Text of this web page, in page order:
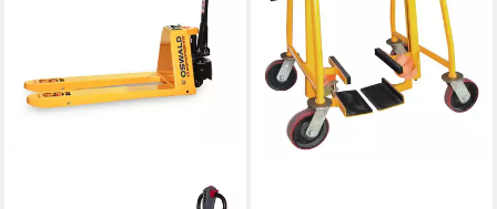
456,98 €
16,40 €
mtl. in 36 Raten
lieferbar - in 4-5 Werktagen bei dir